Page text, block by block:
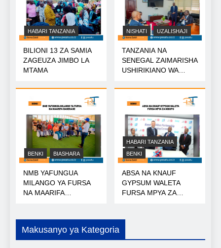
HABARI TANZANIA
BILIONI 13 ZA SAMIA
ZAGEUZA JIMBO LA
MTAMA
NISHATI UZALISHAJI
TANZANIA NA
SENEGAL ZAIMARISHA
USHIRIKIANO WA
BENKI BIASHARA
NMB YAFUNGUA
MILANGO YA FURSA
NA MAARIFA
HABARI TANZANIA
BENKI
ABSA NA KNAUF
GYPSUM WALETA
FURSA MPYA ZA
Makusanyo ya Kategoria